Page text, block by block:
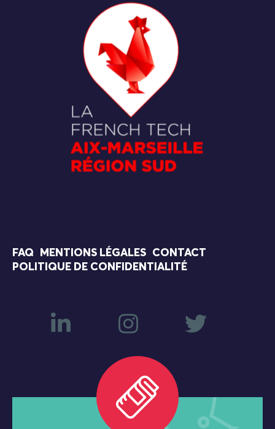
FAQ MENTIONS LÉGALES
CONTACT
POLITIQUE DE CONFIDENTIALITÉ